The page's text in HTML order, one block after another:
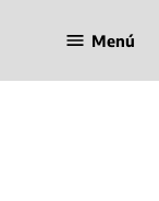
Menú